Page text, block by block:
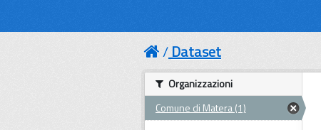
Dataset
Organizzazioni
Comune di Matera (1)